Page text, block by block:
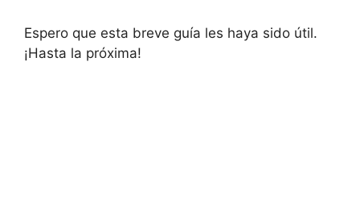
Espero que esta breve guía les haya sido útil.
¡Hasta la próxima!